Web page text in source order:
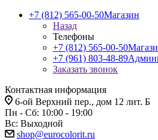
+7 (812) 565-00-50Магазин
Назад
Телефоны
+7 (812) 565-00-50
+7 (961) 803-48-89
Заказать звонок
Контактная информация
6-ой Верхний пер., дом 12 лит. Б
Пн - Сб: 10:00 - 19:00
Вс: Выходной
shop@eurocolorit.ru